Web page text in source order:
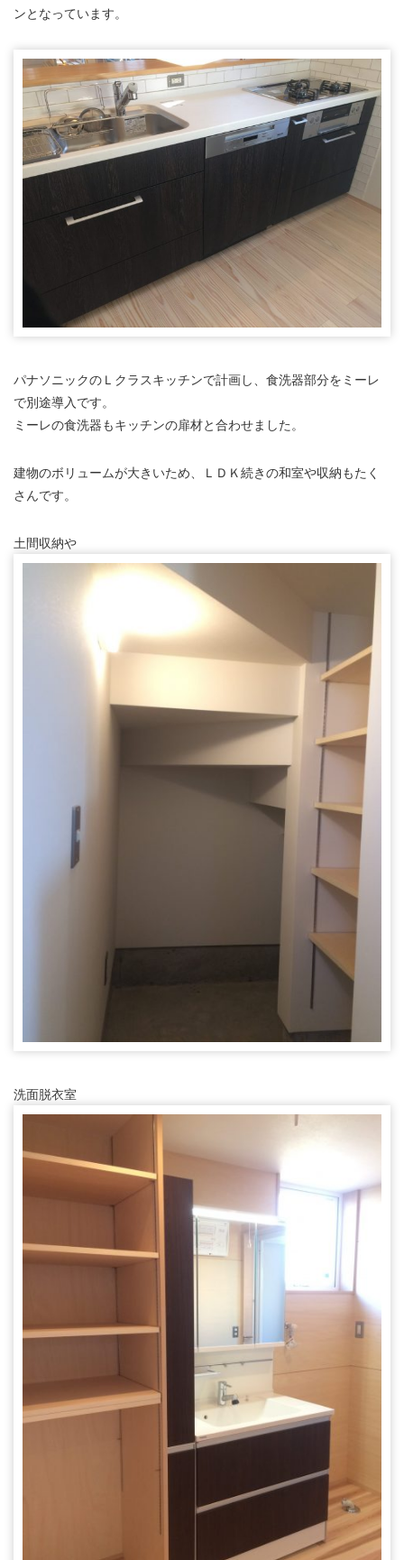
ンとなっています。
パナソニックのＬクラスキッチンで計画し、食洗器部分をミーレ
で別途導入です。
ミーレの食洗器もキッチンの扉材と合わせました。
建物のボリュームが大きいため、ＬＤＫ続きの和室や収納もたく
さんです。
土間収納や
洗面脱衣室